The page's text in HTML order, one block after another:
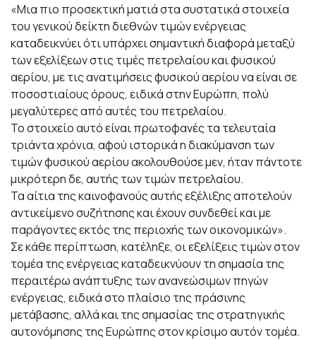
«Μια πιο προσεκτική ματιά στα συστατικά στοιχεία
του γενικού δείκτη διεθνών τιμών ενέργειας
καταδεικνύει ότι υπάρχει σημαντική διαφορά μεταξύ
των εξελίξεων στις τιμές πετρελαίου και φυσικού
αερίου, με τις ανατιμήσεις φυσικού αερίου να είναι σε
ποσοστιαίους όρους, ειδικά στην Ευρώπη, πολύ
μεγαλύτερες από αυτές του πετρελαίου.
Το στοιχείο αυτό είναι πρωτοφανές τα τελευταία
τριάντα χρόνια, αφού ιστορικά η διακύμανση των
τιμών φυσικού αερίου ακολουθούσε μεν, ήταν πάντοτε
μικρότερη δε, αυτής των τιμών πετρελαίου.
Τα αίτια της καινοφανούς αυτής εξέλιξης αποτελούν
αντικείμενο συζήτησης και έχουν συνδεθεί και με
παράγοντες εκτός της περιοχής των οικονομικών».
Σε κάθε περίπτωση, κατέληξε, οι εξελίξεις τιμών στον
τομέα της ενέργειας καταδεικνύουν τη σημασία της
περαιτέρω ανάπτυξης των ανανεώσιμων πηγών
ενέργειας, ειδικά στο πλαίσιο της πράσινης
μετάβασης, αλλά και της σημασίας της στρατηγικής
αυτονόμησης της Ευρώπης στον κρίσιμο αυτόν τομέα.